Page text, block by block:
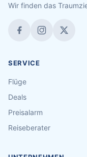
Wir finden das
SERVICE
Flüge
Deals
Preisalarm
Reiseberater